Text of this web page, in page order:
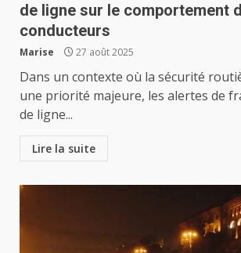
de ligne sur le comportement
conducteurs
Marise 27 août 2025
Dans un contexte où la sécurité
une priorité majeure, les alertes de
de ligne...
Lire la suite